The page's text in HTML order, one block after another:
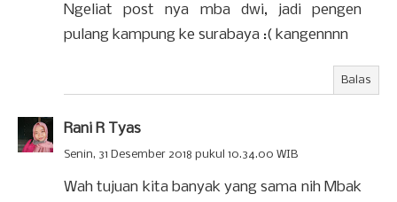
Ngeliat post nya mba dwi, jadi pengen
pulang kampung ke surabaya :( kangennnn
Balas
Rani R Tyas
Senin, 31 Desember 2018 pukul 10.34.00 WIB
Wah tujuan kita banyak yang sama nih Mbak